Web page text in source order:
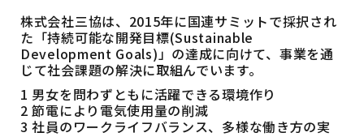
株式会社三協は、2015年に国連サミットで採択され
た「持続可能な開発目標(Sustainable
Development Goals)」の達成に向けて、事業を通
じて社会課題の解決に取組んでいます。
1 男女を問わずともに活躍できる環境作り
2 節電により電気使用量の削減
3 社員のワークライフバランス、多様な働き方の実